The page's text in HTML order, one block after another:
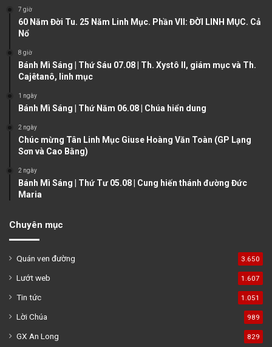
u
a
e
g
7 giờ
60 Năm Đời Tu. 25 Năm Linh Mục. Phần VII: ĐỜI LINH MỤC. Cả
Nổ
8 giờ
Bánh Mì Sáng | Thứ Sáu 07.08 | Th. Xystô II, giám mục và Th.
Cajêtanô, linh mục
1 ngày
Bánh Mì Sáng | Thứ Năm 06.08 | Chúa hiển dung
2 ngày
Chúc mừng Tân Linh Mục Giuse Hoàng Văn Toàn (GP Lạng
Sơn và Cao Bằng)
2 ngày
Bánh Mì Sáng | Thứ Tư 05.08 | Cung hiến thánh đường Đức
Maria
Chuyên mục
Quán ven đường 3.650
Lướt web 1.607
Tin tức 1.051
Lời Chúa 989
GX An Long 829